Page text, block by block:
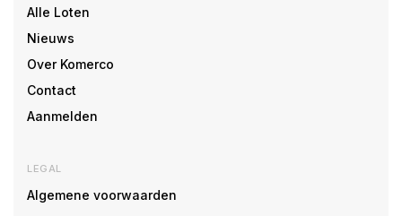
Alle Loten
Nieuws
Over Komerco
Contact
Aanmelden
LEGAL
Algemene voorwaarden